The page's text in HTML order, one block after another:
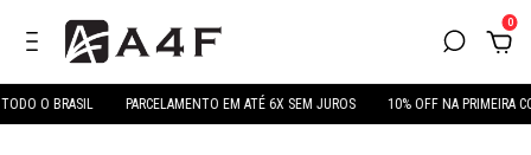
0
O BRASIL PARCELAMENTO EM ATÉ 6X SEM JUROS 10% OFF NA PRIMEIRA